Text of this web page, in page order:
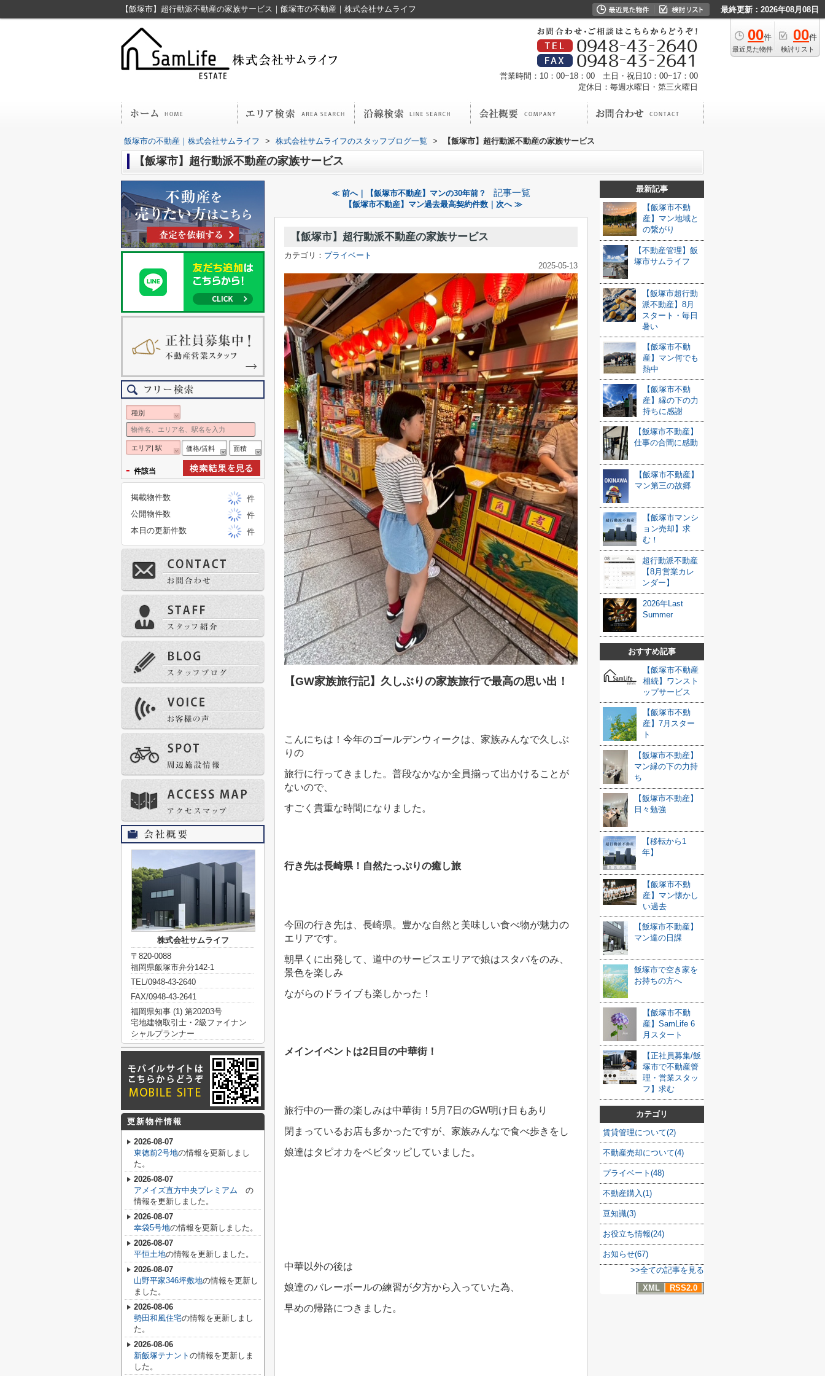
【飯塚市】超行動派不動産の家族サービス｜飯塚市の不動産｜株式会社サムライフ 最終更新：2026年08月08日
00件
最近見た物件
00件
検討リスト
営業時間：10：00~18：00 土日・祝日10：00~17：00
定休日：毎週水曜日・第三火曜日
飯塚市の不動産｜株式会社サムライフ > 株式会社サムライフのスタッフブログ一覧 > 【飯塚市】超行動派不動産の家族サービス
【飯塚市】超行動派不動産の家族サービス
≪ 前へ｜【飯塚市不動産】マンの30年前？ 記事一覧
【飯塚市不動産】マン過去最高契約件数｜次へ ≫
【飯塚市】超行動派不動産の家族サービス
カテゴリ： プライベート
2025-05-13
【GW家族旅行記】久しぶりの家族旅行で最高の思い出！
こんにちは！今年のゴールデンウィークは、家族みんなで久しぶ
りの
旅行に行ってきました。普段なかなか全員揃って出かけることが
ないので、
すごく貴重な時間になりました。
行き先は長崎県！自然たっぷりの癒し旅
今回の行き先は、長崎県。豊かな自然と美味しい食べ物が魅力の
エリアです。
朝早くに出発して、道中のサービスエリアで娘はスタバをのみ、
景色を楽しみ
ながらのドライブも楽しかった！
メインイベントは2日目の中華街！
旅行中の一番の楽しみは中華街！5月7日のGW明け日もあり
閉まっているお店も多かったですが、家族みんなで食べ歩きをし
娘達はタピオカをベビタッピしていました。
中華以外の後は
娘達のバレーボールの練習が夕方から入っていた為、
早めの帰路につきました。
最新記事
【飯塚市不動
産】マン地域と
の繋がり
【不動産管理】飯
塚市サムライフ
【飯塚市超行動
派不動産】8月
スタート・毎日
暑い
【飯塚市不動
産】マン何でも
熱中
【飯塚市不動
産】縁の下の力
持ちに感謝
【飯塚市不動産】
仕事の合間に感動
【飯塚市不動産】
マン第三の故郷
【飯塚市マンシ
ョン売却】求
む！
超行動派不動産
【8月営業カレ
ンダー】
2026年Last
Summer
おすすめ記事
【飯塚市不動産
相続】ワンスト
ップサービス
【飯塚市不動
産】7月スター
ト
【飯塚市不動産】
マン縁の下の力持
ち
【飯塚市不動産】
日々勉強
【移転から1
年】
【飯塚市不動
産】マン懐かし
い過去
【飯塚市不動産】
マン達の日課
飯塚市で空き家を
お持ちの方へ
【飯塚市不動
産】SamLife 6
月スタート
【正社員募集/飯
塚市で不動産管
理・営業スタッ
フ】求む
カテゴリ
賃貸管理について(2)
不動産売却について(4)
プライベート(48)
不動産購入(1)
豆知識(3)
お役立ち情報(24)
お知らせ(67)
>>全ての記事を見る
XML
RSS2.0
種別
エリア| 駅 価格/賃料 面積
- 件該当
掲載物件数
件
公開物件数
件
本日の更新件数
件
株式会社サムライフ
〒820-0088
福岡県飯塚市弁分142-1
TEL/0948-43-2640
FAX/0948-43-2641
福岡県知事 (1) 第20203号
宅地建物取引士・2級ファイナン
シャルプランナー
更新物件情報
2026-08-07
東徳前2号地の情報を更新しまし
た。
2026-08-07
アメイズ直方中央プレミアム の
情報を更新しました。
2026-08-07
幸袋5号地の情報を更新しました。
2026-08-07
平恒土地の情報を更新しました。
2026-08-07
山野平家346坪敷地の情報を更新し
ました。
2026-08-06
勢田和風住宅の情報を更新しまし
た。
2026-08-06
新飯塚テナント の情報を更新しま
した。